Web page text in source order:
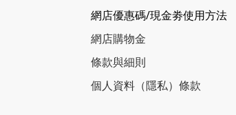
網店優惠碼/現金劵使用方法
網店購物金
條款與細則
個人資料（隱私）條款